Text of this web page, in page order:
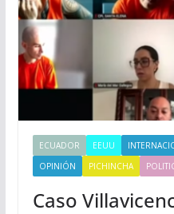
ECUADOR EEUU
OPINIÓN
PICHINCHA
Caso